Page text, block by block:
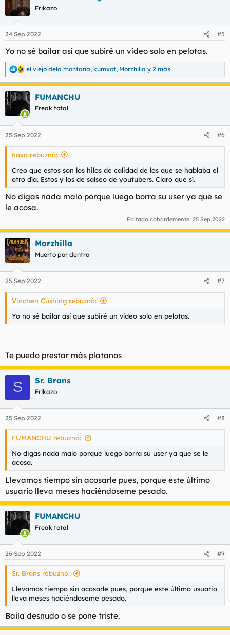
Frikazo
24 Sep 2022 #5
Yo no sé bailar así que subiré un vídeo solo en pelotas.
R
e
a
c
c
e
s
el viejo dela montaña, kumxot, Morzhilla y 2 más
FUMANCHU
Freak total
25 Sep 2022 #6
naxo rebuznó:
Creo que estos son los hilos de calidad de los que se hablaba el
otro día. Estos y los de salseo de youtubers. Claro que sí.
No digas nada malo porque luego borra su user ya que se
le acosa.
Editado cobardemente: 25 Sep 2022
Morzhilla
Muerto por dentro
25 Sep 2022 #7
Vinchen Cushing rebuznó:
Yo no sé bailar así que subiré un vídeo solo en pelotas.
Te puedo prestar más platanos
S Sr. Brans
Frikazo
25 Sep 2022 #8
FUMANCHU rebuznó:
No digas nada malo porque luego borra su user ya que se le
acosa.
Llevamos tiempo sin acosarle pues, porque este último
usuario lleva meses haciéndoseme pesado.
FUMANCHU
Freak total
26 Sep 2022 #9
Sr. Brans rebuznó:
Llevamos tiempo sin acosarle pues, porque este último usuario
lleva meses haciéndoseme pesado.
Baila desnudo o se pone triste.